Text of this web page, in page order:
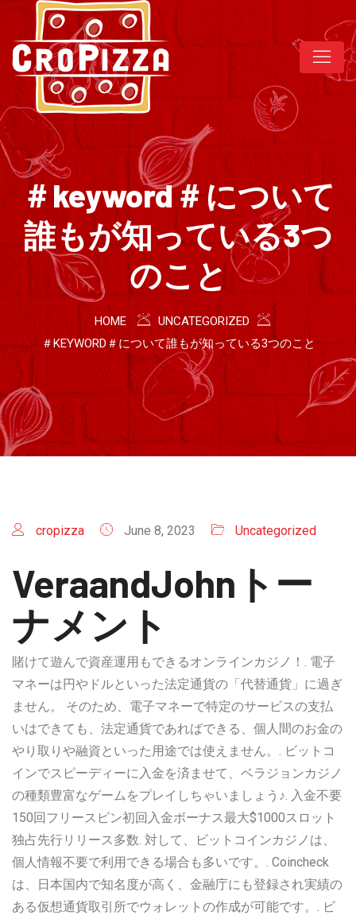
＃keyword＃について
誰もが知っている3つ
のこと
HOME
UNCATEGORIZED
＃KEYWORD＃について誰もが知っている3つのこと
cropizza June 8, 2023 Uncategorized
VeraandJohnトー
ナメント
賭けて遊んで資産運用もできるオンラインカジノ！. 電子
マネーは円やドルといった法定通貨の「代替通貨」に過ぎ
ません。 そのため、電子マネーで特定のサービスの支払
いはできても、法定通貨であればできる、個人間のお金の
やり取りや融資といった用途では使えません。. ビットコ
インでスピーディーに入金を済ませて、ベラジョンカジノ
の種類豊富なゲームをプレイしちゃいましょう♪. 入金不要
150回フリースピン初回入金ボーナス最大$1000スロット
独占先行リリース多数. 対して、ビットコインカジノは、
個人情報不要で利用できる場合も多いです。. Coincheck
は、日本国内で知名度が高く、金融庁にも登録され実績の
ある仮想通貨取引所でウォレットの作成が可能です。. ビ